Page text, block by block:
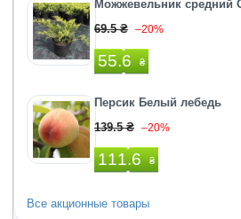
Можжевельник средний
69.5 ₴ –20%
55.6 ₴
Персик Белый лебедь
139.5 ₴ –20%
111.6 ₴
Все акционные товары